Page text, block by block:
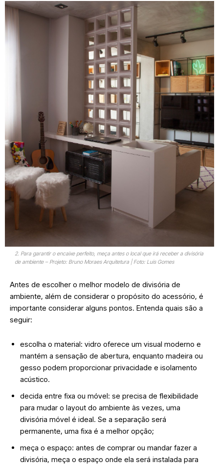
2. Para garantir o encaixe perfeito, meça antes o local que irá receber a divisória
de ambiente – Projeto: Bruno Moraes Arquitetura | Foto: Luis Gomes
Antes de escolher o melhor modelo de divisória de
ambiente, além de considerar o propósito do acessório, é
importante considerar alguns pontos. Entenda quais são a
seguir:
escolha o material: vidro oferece um visual moderno e
mantém a sensação de abertura, enquanto madeira ou
gesso podem proporcionar privacidade e isolamento
acústico.
decida entre fixa ou móvel: se precisa de flexibilidade
para mudar o layout do ambiente às vezes, uma
divisória móvel é ideal. Se a separação será
permanente, uma fixa é a melhor opção;
meça o espaço: antes de comprar ou mandar fazer a
divisória, meça o espaço onde ela será instalada para